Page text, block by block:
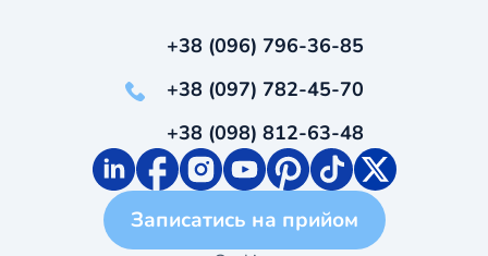
+38 (096) 796-36-85
+38 (097) 782-45-70
+38 (098) 812-63-48
Записатись на прийом